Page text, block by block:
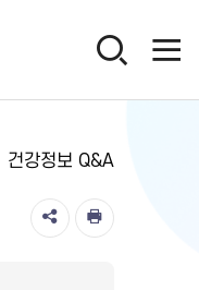
건강정보 Q&A